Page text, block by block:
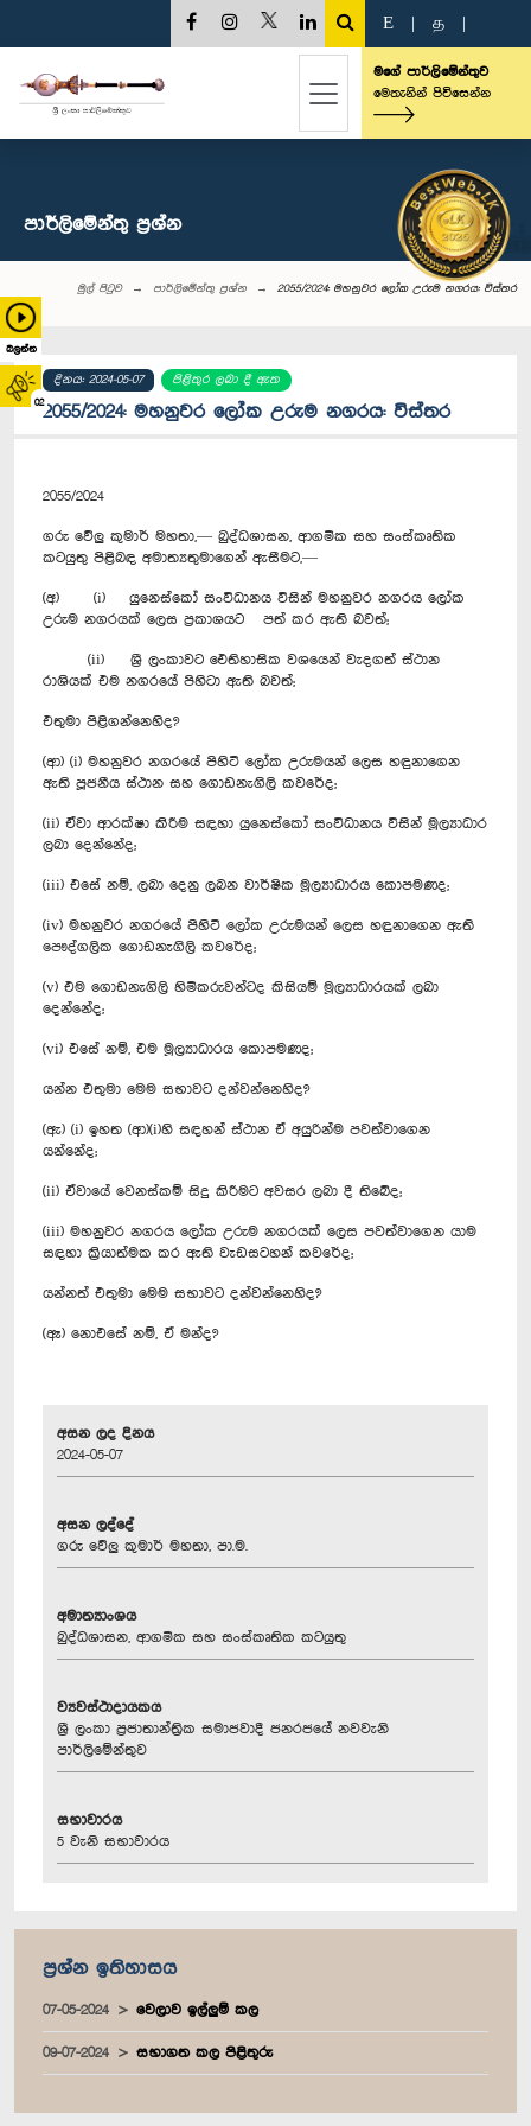
බලන්න
02
E த
මගේ පාර්ලිමේන්තුව
මෙතැනින් පිවිසෙන්න
පාර්ලි‌මේන්තු‌ ප්‍රශ්න
මුල් පිටුව පාර්ලි‌මේන්තු‌ ප්‍රශ්න 2055/2024: මහනුවර ලෝක උරුම නගරය: විස්තර
දිනය: 2024-05-07 පිළිතුර ලබා දී ඇත
2055/2024: මහනුවර ලෝක උරුම නගරය: විස්තර
2055/2024
ගරු වේලු කුමාර් මහතා,— බුද්ධශාසන, ආගමික සහ සංස්කෘතික
කටයුතු පිළිබඳ අමාත්‍යතුමාගෙන් ඇසීමට,—
(අ) (i) යුනෙස්කෝ සංවිධානය විසින් මහනුවර නගරය ලෝක
උරුම නගරයක් ලෙස ප්‍රකාශයට පත් කර ඇති බවත්;
(ii) ශ්‍රී ලංකාවට ඓතිහාසික වශයෙන් වැදගත් ස්ථාන
රාශියක් එම නගරයේ පිහිටා ඇති බවත්;
එතුමා පිළිගන්නෙහිද?
(ආ) (i) මහනුවර නගරයේ පිහිටි ලෝක උරුමයන් ලෙස හඳුනාගෙන
ඇති පූජනීය ස්ථාන සහ ගොඩනැගිලි කවරේද;
(ii) ඒවා ආරක්ෂා කිරීම සඳහා යුනෙස්කෝ සංවිධානය විසින් මූල්‍යාධාර
ලබා දෙන්නේද;
(iii) එසේ නම්, ලබා දෙනු ලබන වාර්ෂික මූල්‍යාධාරය කොපමණද;
(iv) මහනුවර නගරයේ පිහිටි ලෝක උරුමයන් ලෙස හඳුනාගෙන ඇති
පෞද්ගලික ගොඩනැගිලි කවරේද;
(v) එම ගොඩනැගිලි හිමිකරුවන්ටද කිසියම් මූල්‍යාධාරයක් ලබා
දෙන්නේද;
(vi) එසේ නම්, එම මූල්‍යාධාරය කොපමණද;
යන්න එතුමා මෙම සභාවට දන්වන්නෙහිද?
(ඇ) (i) ඉහත (ආ)(i)හි සඳහන් ස්ථාන ඒ අයුරින්ම පවත්වාගෙන
යන්නේද;
(ii) ඒවායේ වෙනස්කම් සිදු කිරීමට අවසර ලබා දී තිබේද;
(iii) මහනුවර නගරය ලෝක උරුම නගරයක් ලෙස පවත්වාගෙන යාම
සඳහා ක්‍රියාත්මක කර ඇති වැඩසටහන් කවරේද;
යන්නත් එතුමා මෙම සභාවට දන්වන්නෙහිද?
(ඈ) නොඑසේ නම්, ඒ මන්ද?
අසන ලද දිනය
2024-05-07
අසන ලද්දේ
ගරු වේලු කුමාර් මහතා, පා.ම.
අමාත්‍යාංශය
බුද්ධශාසන, ආගමික සහ සංස්කෘතික කටයුතු
ව්‍යවස්ථාදායකය
ශ්‍රී ලංකා ප්‍රජාතාන්ත්‍රික සමාජවාදී ජනරජයේ නවවැනි
පාර්ලිමේන්තුව
සභාවාරය
5 වැනි සභාවාරය
ප්‍රශ්න ඉතිහාසය
07-05-2024 වෙලාව ඉල්ලුම් කල
09-07-2024 සභාගත කල පිළිතුරු